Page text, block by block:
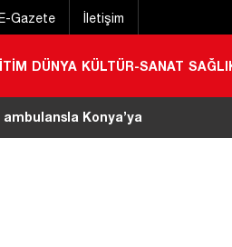
E-Gazete İletişim
DÜNYA KÜLTÜR-SANAT
böyle kaçtı |